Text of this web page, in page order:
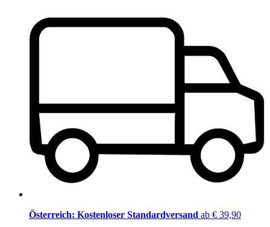
Österreich: Kostenloser Standardversand ab € 39,90